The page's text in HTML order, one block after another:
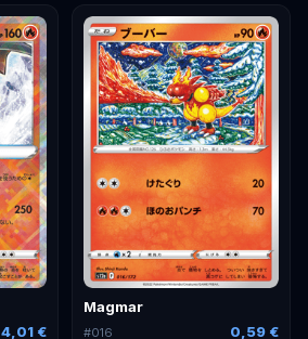
4,01 €
Magmar
#016 0,59 €